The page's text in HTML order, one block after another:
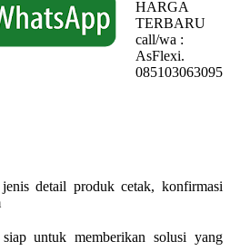
HARGA
TERBARU
call/wa :
AsFlexi.
085103063095
detail produk cetak, konfirmasi
untuk memberikan solusi yang